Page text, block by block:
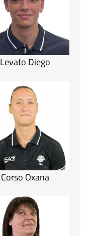
Levato Diego
Corso Oxana